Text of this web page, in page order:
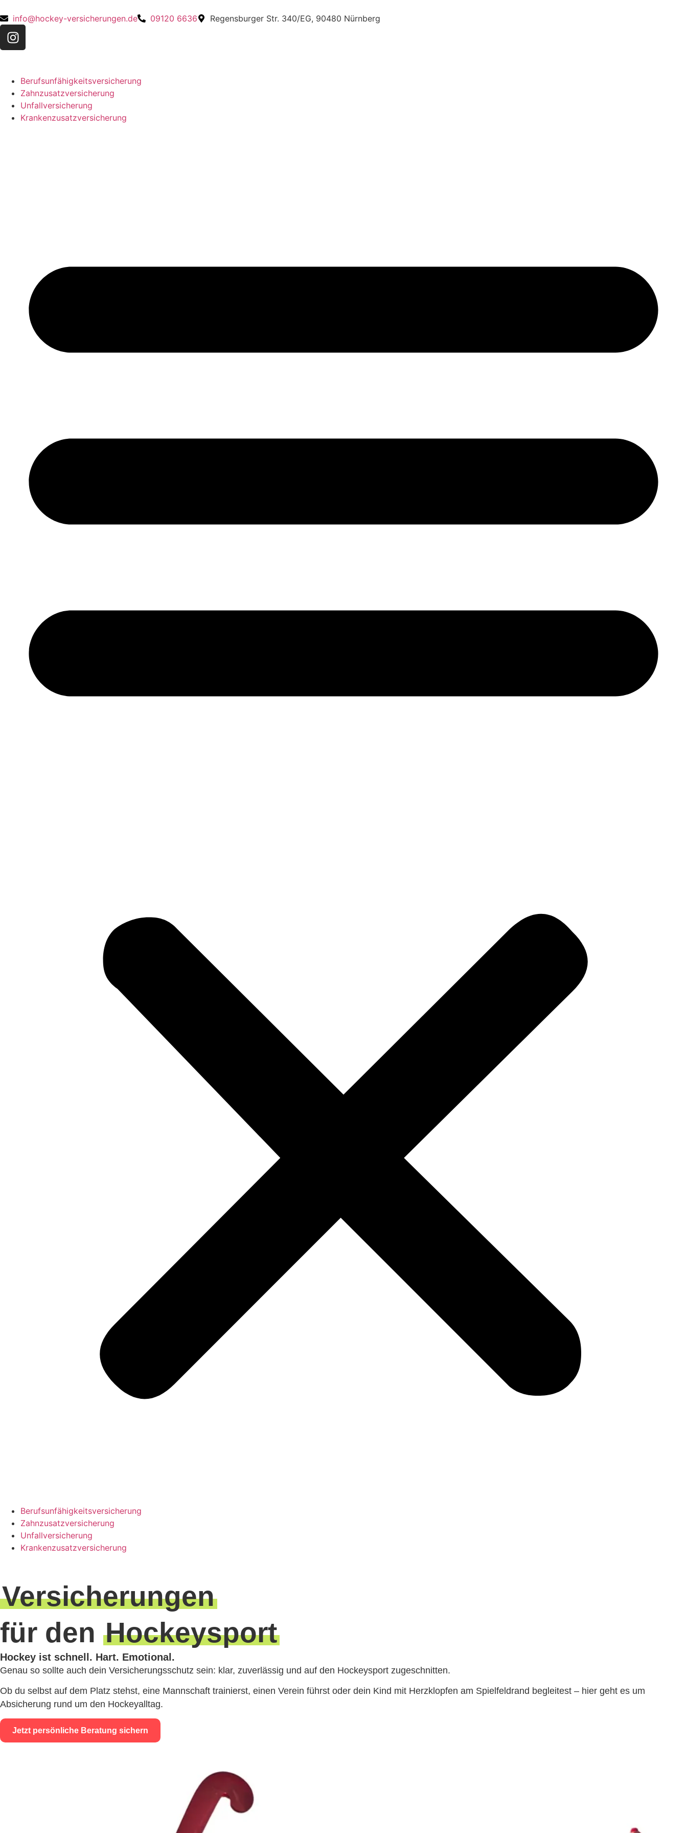
info@hockey-versicherungen.de 09120 6636 Regensburger Str. 340/EG, 90480 Nürnberg
Berufsunfähigkeitsversicherung
Zahnzusatzversicherung
Unfallversicherung
Krankenzusatzversicherung
Berufsunfähigkeitsversicherung
Zahnzusatzversicherung
Unfallversicherung
Krankenzusatzversicherung
Versicherungen
für den Hockeysport
Hockey ist schnell. Hart. Emotional.
Genau so sollte auch dein Versicherungsschutz sein: klar, zuverlässig und auf den Hockeysport zugeschnitten.
Ob du selbst auf dem Platz stehst, eine Mannschaft trainierst, einen Verein führst oder dein Kind mit Herzklopfen am Spielfeldrand begleitest – hier geht es um
Absicherung rund um den Hockeyalltag.
Jetzt persönliche Beratung sichern